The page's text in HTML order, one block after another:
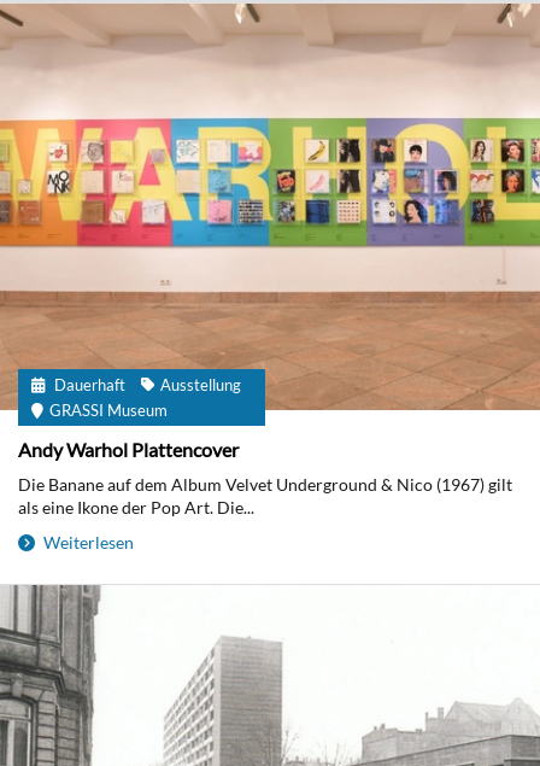
Dauerhaft
Ausstellung
GRASSI Museum
Andy Warhol Plattencover
Die Banane auf dem Album Velvet Underground & Nico (1967) gilt
als eine Ikone der Pop Art. Die...
Weiterlesen